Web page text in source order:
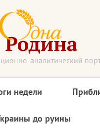
аналитический
недели
до руины